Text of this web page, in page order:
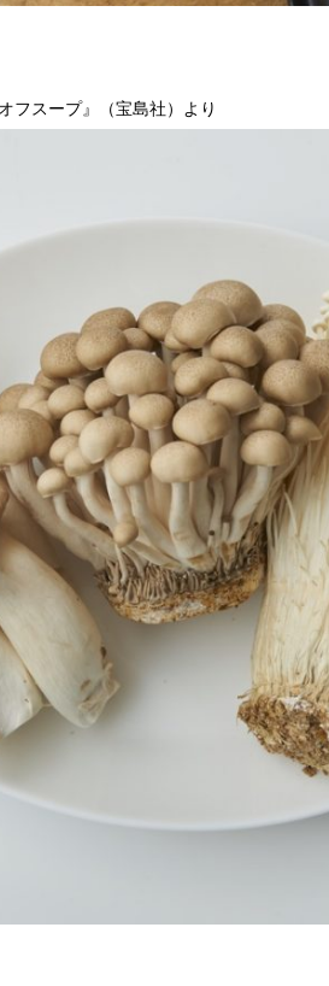
フスープ』（宝島社）より